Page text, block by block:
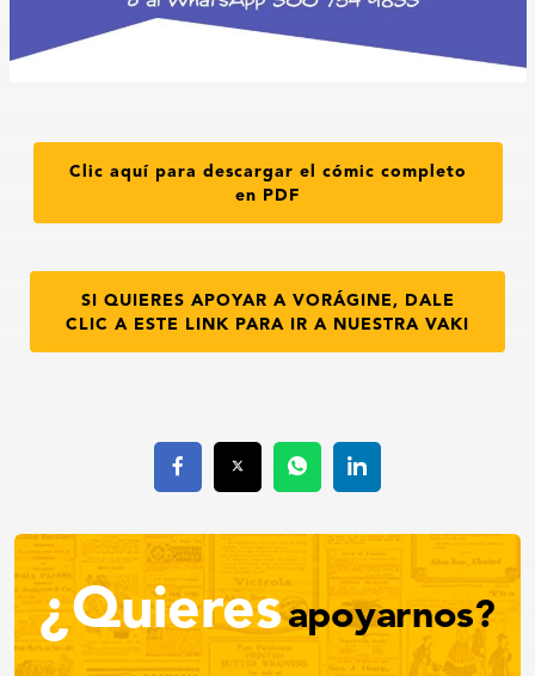
Clic aquí para descargar el cómic completo
en PDF
SI QUIERES APOYAR A VORÁGINE, DALE
CLIC A ESTE LINK PARA IR A NUESTRA VAKI
¿Quieresapoyarnos?